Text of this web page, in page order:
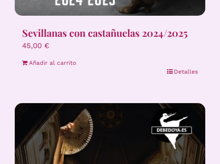
Sevillanas con castañuelas 2024/2025
45,00 €
Añadir al carrito
Detalles